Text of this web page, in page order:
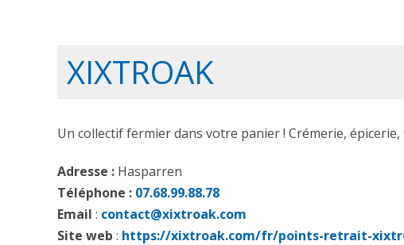
XIXTROAK
Un collectif fermier dans votre panier ! Crémerie,
Adresse : Hasparren
Téléphone : 07.68.99.88.78
Email : contact@xixtroak.com
Site web : https://xixtroak.com/fr/points-retrait-